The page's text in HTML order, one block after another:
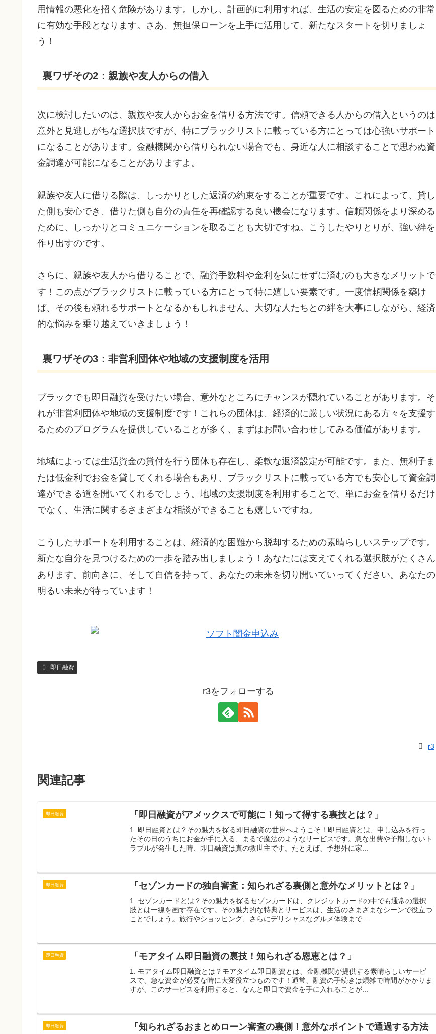
用情報の悪化を招く危険があります。しかし、計画的に利用すれば、生活の安定を図るための非常
に有効な手段となります。さあ、無担保ローンを上手に活用して、新たなスタートを切りましょ
う！
裏ワザその2：親族や友人からの借入
次に検討したいのは、親族や友人からお金を借りる方法です。信頼できる人からの借入というのは
意外と見逃しがちな選択肢ですが、特にブラックリストに載っている方にとっては心強いサポート
になることがあります。金融機関から借りられない場合でも、身近な人に相談することで思わぬ資
金調達が可能になることがありますよ。
親族や友人に借りる際は、しっかりとした返済の約束をすることが重要です。これによって、貸し
た側も安心でき、借りた側も自分の責任を再確認する良い機会になります。信頼関係をより深める
ために、しっかりとコミュニケーションを取ることも大切ですね。こうしたやりとりが、強い絆を
作り出すのです。
さらに、親族や友人から借りることで、融資手数料や金利を気にせずに済むのも大きなメリットで
す！この点がブラックリストに載っている方にとって特に嬉しい要素です。一度信頼関係を築け
ば、その後も頼れるサポートとなるかもしれません。大切な人たちとの絆を大事にしながら、経済
的な悩みを乗り越えていきましょう！
裏ワザその3：非営利団体や地域の支援制度を活用
ブラックでも即日融資を受けたい場合、意外なところにチャンスが隠れていることがあります。そ
れが非営利団体や地域の支援制度です！これらの団体は、経済的に厳しい状況にある方々を支援す
るためのプログラムを提供していることが多く、まずはお問い合わせしてみる価値があります。
地域によっては生活資金の貸付を行う団体も存在し、柔軟な返済設定が可能です。また、無利子ま
たは低金利でお金を貸してくれる場合もあり、ブラックリストに載っている方でも安心して資金調
達ができる道を開いてくれるでしょう。地域の支援制度を利用することで、単にお金を借りるだけ
でなく、生活に関するさまざまな相談ができることも嬉しいですね。
こうしたサポートを利用することは、経済的な困難から脱却するための素晴らしいステップです。
新たな自分を見つけるための一歩を踏み出しましょう！あなたには支えてくれる選択肢がたくさん
あります。前向きに、そして自信を持って、あなたの未来を切り開いていってください。あなたの
明るい未来が待っています！
即日融資
r3をフォローする
r3
関連記事
即日融資 「即日融資がアメックスで可能に！知って得する裏技とは？」
1. 即日融資とは？その魅力を探る即日融資の世界へようこそ！即日融資とは、申し込みを行っ
たその日のうちにお金が手に入る、まるで魔法のようなサービスです。急な出費や予期しないト
ラブルが発生した時、即日融資は真の救世主です。たとえば、予想外に家...
即日融資 「セゾンカードの独自審査：知られざる裏側と意外なメリットとは？」
1. セゾンカードとは？その魅力を探るセゾンカードは、クレジットカードの中でも通常の選択
肢とは一線を画す存在です。その魅力的な特典とサービスは、生活のさまざまなシーンで役立つ
ことでしょう。旅行やショッピング、さらにデリシャスなグルメ体験まで...
即日融資 「モアタイム即日融資の裏技！知られざる恩恵とは？」
1. モアタイム即日融資とは？モアタイム即日融資とは、金融機関が提供する素晴らしいサービ
スで、急な資金が必要な時に大変役立つものです！通常、融資の手続きは煩雑で時間がかかりま
すが、このサービスを利用すると、なんと即日で資金を手に入れることが...
即日融資 「知られざるおまとめローン審査の裏側！意外なポイントで通過する方法